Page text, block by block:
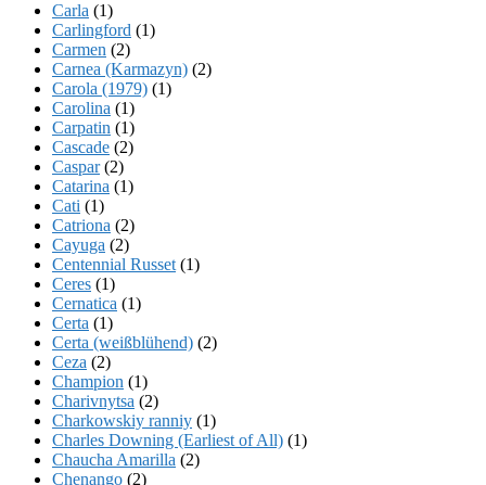
Carla (1)
Carlingford (1)
Carmen (2)
Carnea (Karmazyn) (2)
Carola (1979) (1)
Carolina (1)
Carpatin (1)
Cascade (2)
Caspar(2)
Catarina (1)
Cati (1)
Catriona (2)
Cayuga (2)
Centennial Russet (1)
Ceres (1)
Cernatica (1)
Certa (1)
Certa (weißblühend) (2)
Ceza (2)
Champion (1)
Charivnytsa (2)
Charkowskiy ranniy (1)
Charles Downing (Earliest of All) (1)
Chaucha Amarilla (2)
Chenango (2)